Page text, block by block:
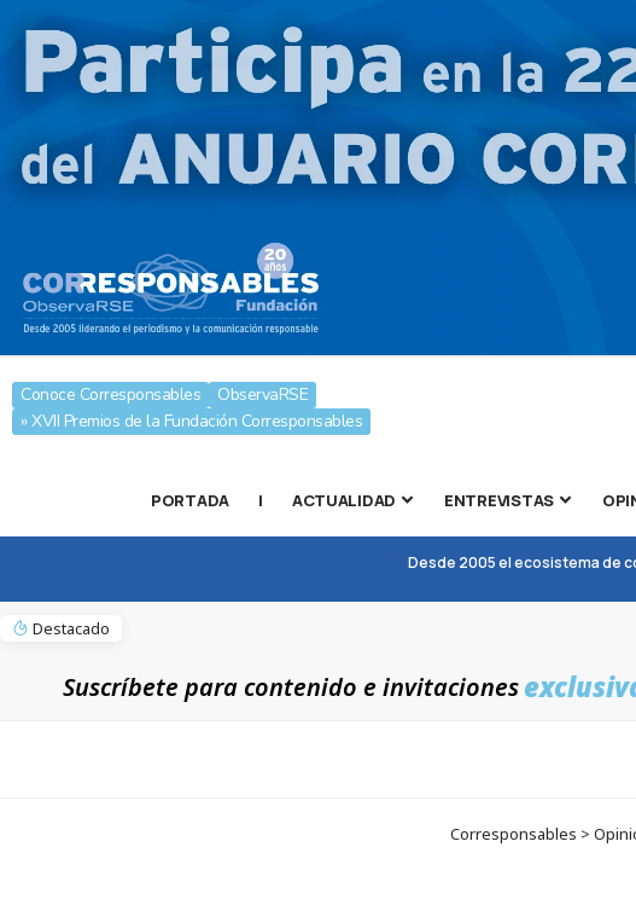
Conoce Corresponsables
ObservaRSE
» XVII Premios de la Fundación Corresponsables
PORTADA | ACTUALIDAD ENTREVISTAS
Desde 2005 el ecosistema de
Destacado
Suscríbete para contenido e invitaciones
Corresponsables >